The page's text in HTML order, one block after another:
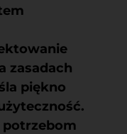
zasadach
piękno